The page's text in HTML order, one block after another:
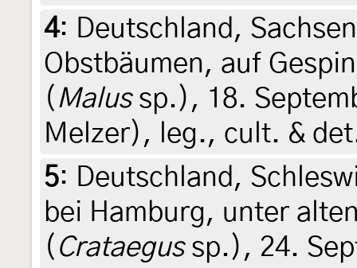
4: Deutschland,
Obstbäumen, auf
( Malussp.), 18.
Melzer), leg., cult. &
5: Deutschland,
bei Hamburg, unter
( Crataegussp.), 24.